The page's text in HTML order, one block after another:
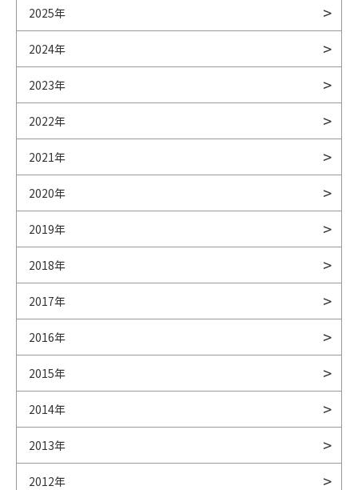
2025年
2024年
2023年
2022年
2021年
2020年
2019年
2018年
2017年
2016年
2015年
2014年
2013年
2012年